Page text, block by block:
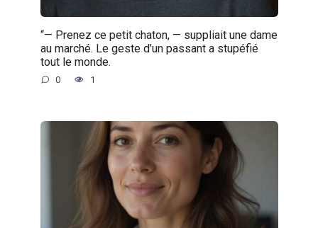
“— Prenez ce petit chaton, — suppliait une dame
au marché. Le geste d’un passant a stupéfié
tout le monde.
0 1